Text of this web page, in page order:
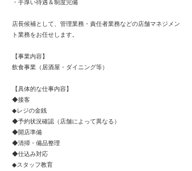
・手厚い待遇＆制度完備
店長候補として、管理業務・責任者業務などの店舗マネジメン
ト業務をお任せします。
【事業内容】
飲食事業（居酒屋・ダイニング等）
【具体的な仕事内容】
◆接客
◆レジの金銭
◆予約状況確認（店舗によって異なる）
◆開店準備
◆清掃・備品整理
◆仕込み対応
◆スタッフ教育